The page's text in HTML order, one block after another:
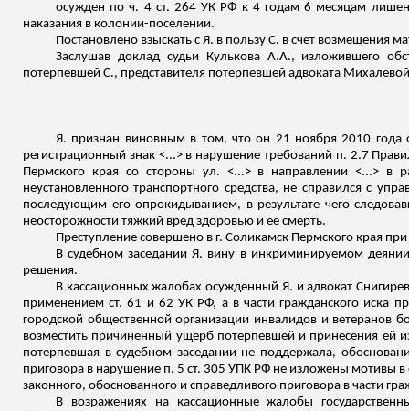
осужден по ч. 4 ст. 264 УК РФ к 4 годам 6 месяцам
наказания в колонии-поселении.
Постановлено взыскать с Я. в пользу С. в счет возмещения
Заслушав доклад судьи КульковаА.А., изложившего
потерпевшей С., представителя потерпевшей адвоката
Я. признан виновным в том, что он 21 ноября 2010 года
регистрационный знак <...> в нарушение требований п. 2.7
Пермского края со стороны ул. <...> в направлении <...> в
неустановленного транспортного средства, не справился с
последующим его опрокидыванием, в результате чего
неосторожности тяжкий вред здоровью и ее смерть.
Преступление совершено в г. Соликамск Пермского края
В судебном заседании Я. вину в инкриминируемом
решения.
В кассационных жалобах осужденный Я. и адвокат
применением ст. 61 и 62 УК РФ, а в части гражданского иска
городской общественной организации инвалидов и ветеранов
возместить причиненный ущерб потерпевшей и принесения ей
потерпевшая в судебном заседании не поддержала,
приговора в нарушение п. 5 ст. 305 УПК РФ не изложены мотивы
законного, обоснованного и справедливого приговора в части
В возражениях на кассационные жалобы